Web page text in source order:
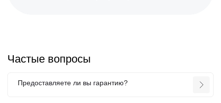
Частые вопросы
Предоставляете ли вы гарантию?